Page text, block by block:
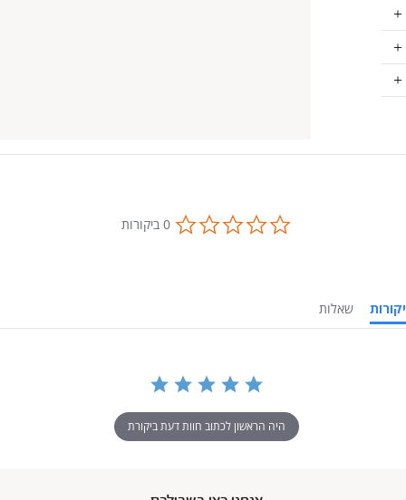
0.0
star
0 ביקורות
ביקורות
שאלות
היה הראשון לכתוב חוות דעת ביקורת